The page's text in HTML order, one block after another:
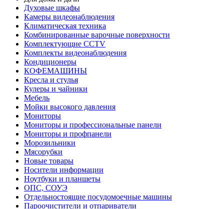
Духовые шкафы
Камеры видеонаблюдения
Климатическая техника
Комбинированные варочные поверхности
Комплектующие CCTV
Комплекты видеонаблюдения
Кондиционеры
КОФЕМАШИНЫ
Кресла и стулья
Кулеры и чайники
Мебель
Мойки высокого давления
Мониторы
Мониторы и профессиональные панели
Мониторы и профпанели
Морозильники
Мясорубки
Новые товары
Носители информации
Ноутбуки и планшеты
ОПС, СОУЭ
Отдельностоящие посудомоечные машины
Пароочистители и отпариватели